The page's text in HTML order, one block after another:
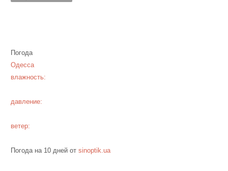
Погода
Одесса
влажность:
давление:
ветер:
Погода на 10 дней от sinoptik.ua